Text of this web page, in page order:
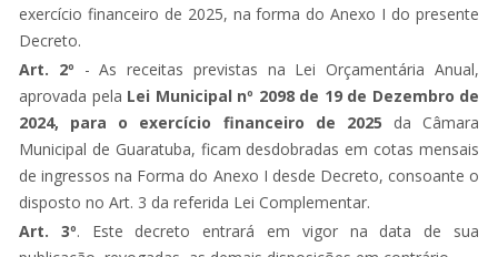
exercício financeiro de 2025, na forma do Anexo I do presente
Decreto.
Art. 2º - As receitas previstas na Lei Orçamentária Anual,
aprovada pela Lei Municipal nº 2098 de 19 de Dezembro de
2024, para o exercício financeiro de 2025 da Câmara
Municipal de Guaratuba, ficam desdobradas em cotas mensais
de ingressos na Forma do Anexo I desde Decreto, consoante o
disposto no Art. 3 da referida Lei Complementar.
Art. 3º. Este decreto entrará em vigor na data de sua